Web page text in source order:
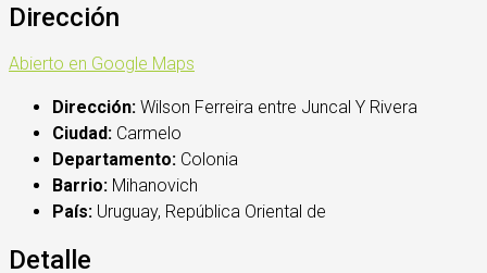
Dirección
Abierto en Google Maps
Dirección: Wilson Ferreira entre Juncal Y Rivera
Ciudad: Carmelo
Departamento: Colonia
Barrio: Mihanovich
País: Uruguay, República Oriental de
Detalle